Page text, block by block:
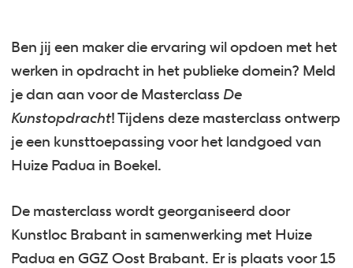
Ben jij een maker die ervaring wil opdoen met het
werken in opdracht in het publieke domein? Meld
je dan aan voor de Masterclass De
Kunstopdracht! Tijdens deze masterclass ontwerp
je een kunsttoepassing voor het landgoed van
Huize Padua in Boekel.
De masterclass wordt georganiseerd door
Kunstloc Brabant in samenwerking met Huize
Padua en GGZ Oost Brabant. Er is plaats voor 15